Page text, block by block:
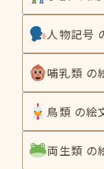
人物記号
哺乳類 の
鳥類 の絵
両生類 の